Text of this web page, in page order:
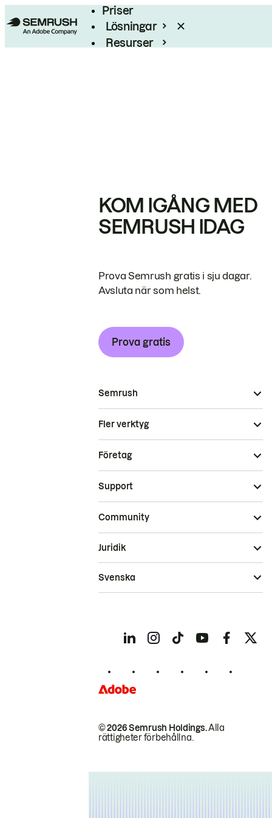
Priser
Lösningar
Resurser
KOM IGÅNG MED
SEMRUSH IDAG
Prova Semrush gratis i sju dagar.
Avsluta när som helst.
Prova gratis
Semrush
Fler verktyg
Företag
Support
Community
© 2026 Semrush Holdings.Alla
rättigheter förbehållna.
Juridik
Svenska